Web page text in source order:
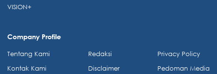
VISION+
Company Profile
Tentang Kami
Kontak Kami
Redaksi
Disclaimer
Privacy Policy
Pedoman Media